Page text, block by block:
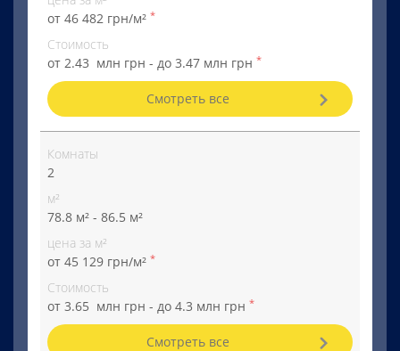
от 46 482 грн/м² *
Стоимость
от 2.43 млн грн - до 3.47 млн грн *
Смотреть все
Комнаты
2
м²
78.8 м² - 86.5 м²
цена за м²
от 45 129 грн/м² *
Стоимость
от 3.65 млн грн - до 4.3 млн грн *
Смотреть все